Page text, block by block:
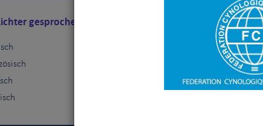
gesprochene FCI-Sprache(n)